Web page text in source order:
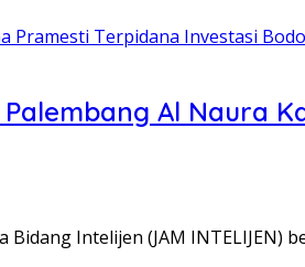
Al Naura
Bidang Intelijen (JAM INTELIJEN)